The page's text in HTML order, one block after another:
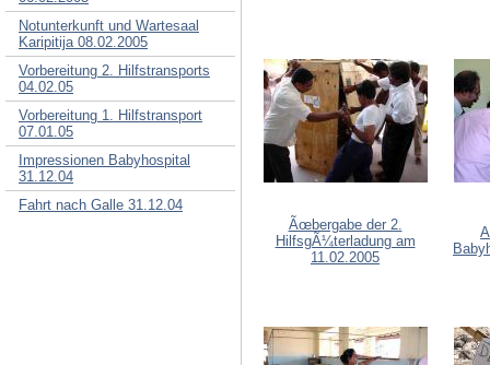
Notunterkunft und Wartesaal
Karipitija 08.02.2005
Vorbereitung 2. Hilfstransports
04.02.05
Vorbereitung 1. Hilfstransport
07.01.05
Impressionen Babyhospital
31.12.04
Fahrt nach Galle 31.12.04
Ãœbergabe der 2.
HilfsgÃ¼terladung am
11.02.2005